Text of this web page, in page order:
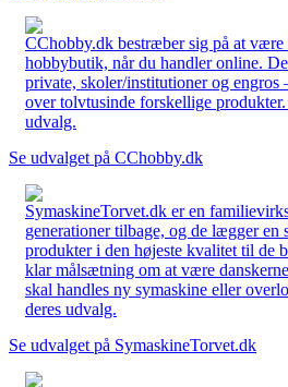
CChobby.dk bestræber sig på at
hobbybutik, når du handler online.
private, skoler/institutioner og engros
over tolvtusinde forskellige
udvalg.
Se udvalget på CChobby.dk
SymaskineTorvet.dk er en
generationer tilbage, og de lægger
produkter i den højeste kvalitet til de
klar målsætning om at være
skal handles ny symaskine eller
deres udvalg.
Se udvalget på SymaskineTorvet.dk